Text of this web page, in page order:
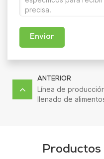
Enviar
ANTERIOR
Línea de
llenado de
Productos